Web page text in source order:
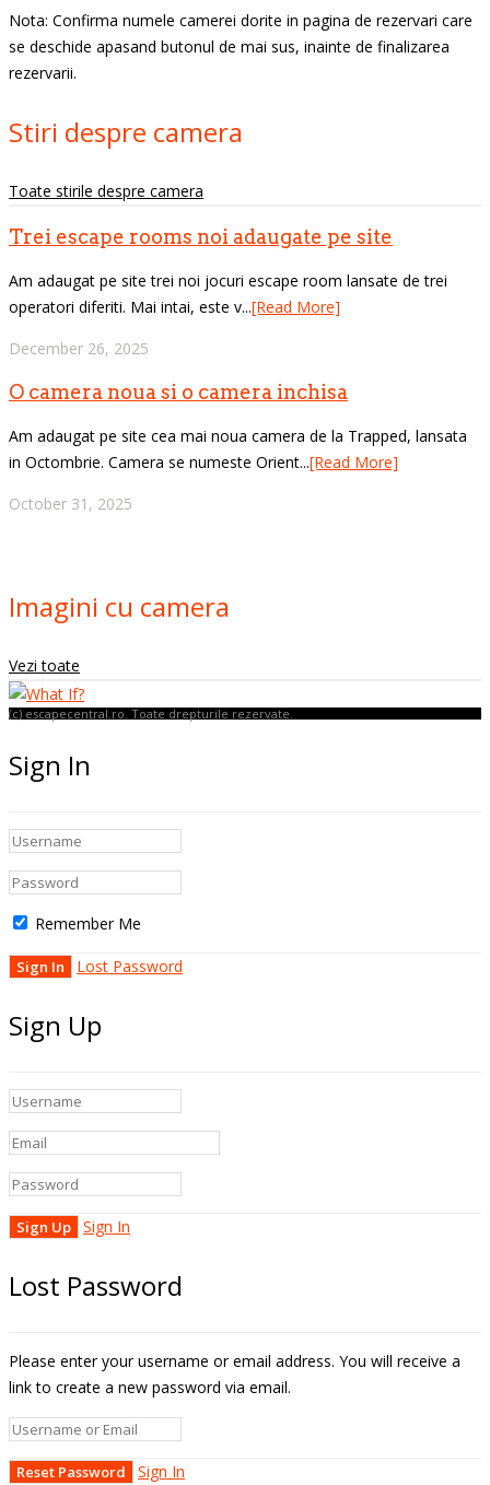
Nota: Confirma numele camerei dorite in pagina de rezervari care
se deschide apasand butonul de mai sus, inainte de finalizarea
rezervarii.
Stiri despre camera
Toate stirile despre camera
Trei escape rooms noi adaugate pe site
Am adaugat pe site trei noi jocuri escape room lansate de trei
operatori diferiti. Mai intai, este v...[Read More]
December 26, 2025
O camera noua si o camera inchisa
Am adaugat pe site cea mai noua camera de la Trapped, lansata
in Octombrie. Camera se numeste Orient...[Read More]
October 31, 2025
Imagini cu camera
Vezi toate
(c) escapecentral.ro. Toate drepturile rezervate.
Sign In
Remember Me
Lost Password
Sign Up
Sign In
Lost Password
Please enter your username or email address. You will receive a
link to create a new password via email.
Sign In